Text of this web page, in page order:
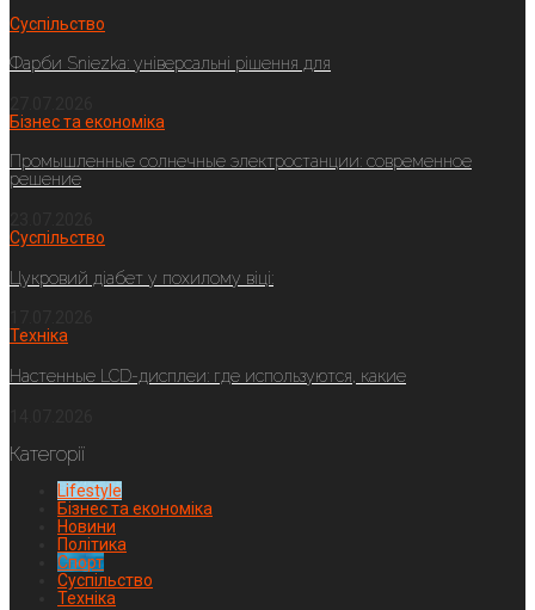
Суспільство
Фарби Sniezka: універсальні рішення для
Бізнес та економіка
Промышленные солнечные электростанции: современное
решение
Суспільство
Цукровий діабет у похилому віці:
Техніка
Настенные LCD-дисплеи: где используются, какие
Категорії
Lifestyle
Бізнес та економіка
Новини
Політика
Спорт
Суспільство
Техніка